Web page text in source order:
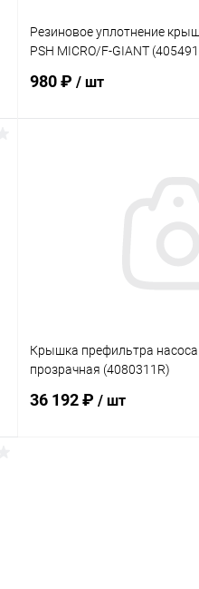
Резиновое уплотнение
PSH MICRO/F-GIANT
980 ₽ / шт
Крышка префильтра насоса
прозрачная (4080311R)
36 192 ₽ / шт